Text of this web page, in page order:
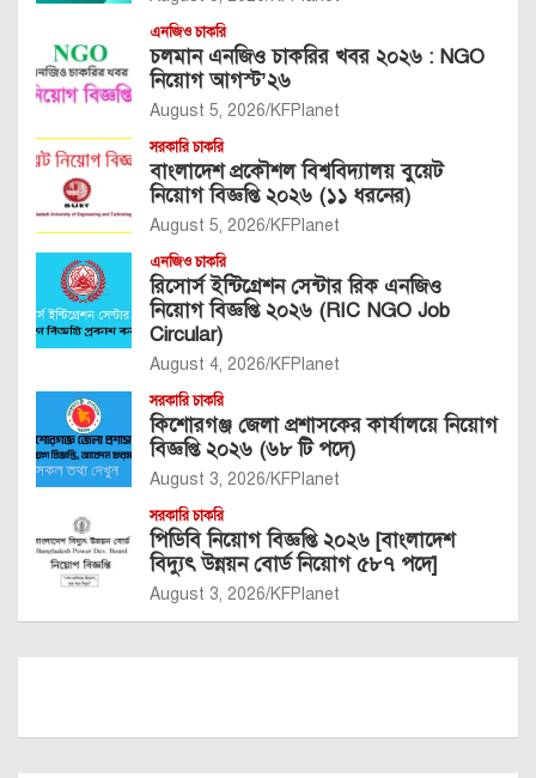
এনজিও চাকরি
চলমান এনজিও চাকরির খবর ২০২৬ : NGO
নিয়োগ আগস্ট’২৬
August 5, 2026 KFPlanet
সরকারি চাকরি
বাংলাদেশ প্রকৌশল বিশ্ববিদ্যালয় বুয়েট
নিয়োগ বিজ্ঞপ্তি ২০২৬ (১১ ধরনের)
August 5, 2026 KFPlanet
এনজিও চাকরি
রিসোর্স ইন্টিগ্রেশন সেন্টার রিক এনজিও
নিয়োগ বিজ্ঞপ্তি ২০২৬ (RIC NGO Job
Circular)
August 4, 2026 KFPlanet
সরকারি চাকরি
কিশোরগঞ্জ জেলা প্রশাসকের কার্যালয়ে নিয়োগ
বিজ্ঞপ্তি ২০২৬ (৬৮ টি পদে)
August 3, 2026 KFPlanet
সরকারি চাকরি
পিডিবি নিয়োগ বিজ্ঞপ্তি ২০২৬ [বাংলাদেশ
বিদ্যুৎ উন্নয়ন বোর্ড নিয়োগ ৫৮৭ পদে]
August 3, 2026 KFPlanet